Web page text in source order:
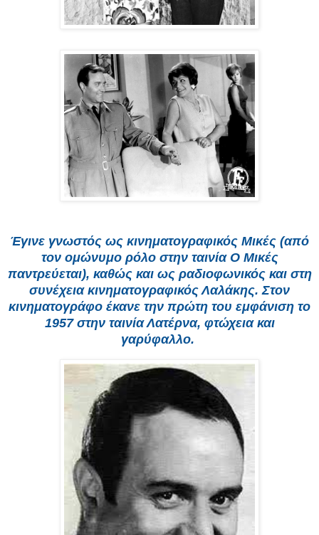
Έγινε γνωστός ως κινηματογραφικός Μικές (από
τον ομώνυμο ρόλο στην ταινία Ο Μικές
παντρεύεται), καθώς και ως ραδιοφωνικός και στη
συνέχεια κινηματογραφικός Λαλάκης. Στον
κινηματογράφο έκανε την πρώτη του εμφάνιση το
1957 στην ταινία Λατέρνα, φτώχεια και
γαρύφαλλο.